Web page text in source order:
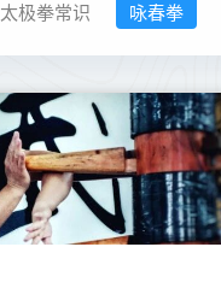
太极拳常识 咏春拳